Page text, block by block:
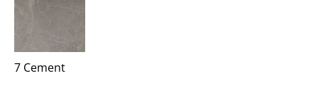
7 Cement